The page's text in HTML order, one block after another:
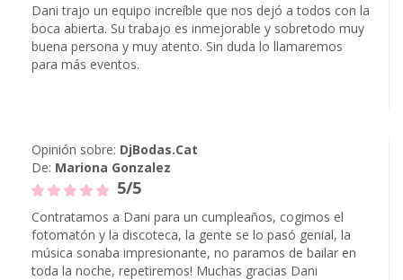
Dani trajo un equipo increíble que nos dejó a todos con la
boca abierta. Su trabajo es inmejorable y sobretodo muy
buena persona y muy atento. Sin duda lo llamaremos
para más eventos.
Opinión sobre: DjBodas.Cat
De: Mariona Gonzalez
5/5
Contratamos a Dani para un cumpleaños, cogimos el
fotomatón y la discoteca, la gente se lo pasó genial, la
música sonaba impresionante, no paramos de bailar en
toda la noche, repetiremos! Muchas gracias Dani